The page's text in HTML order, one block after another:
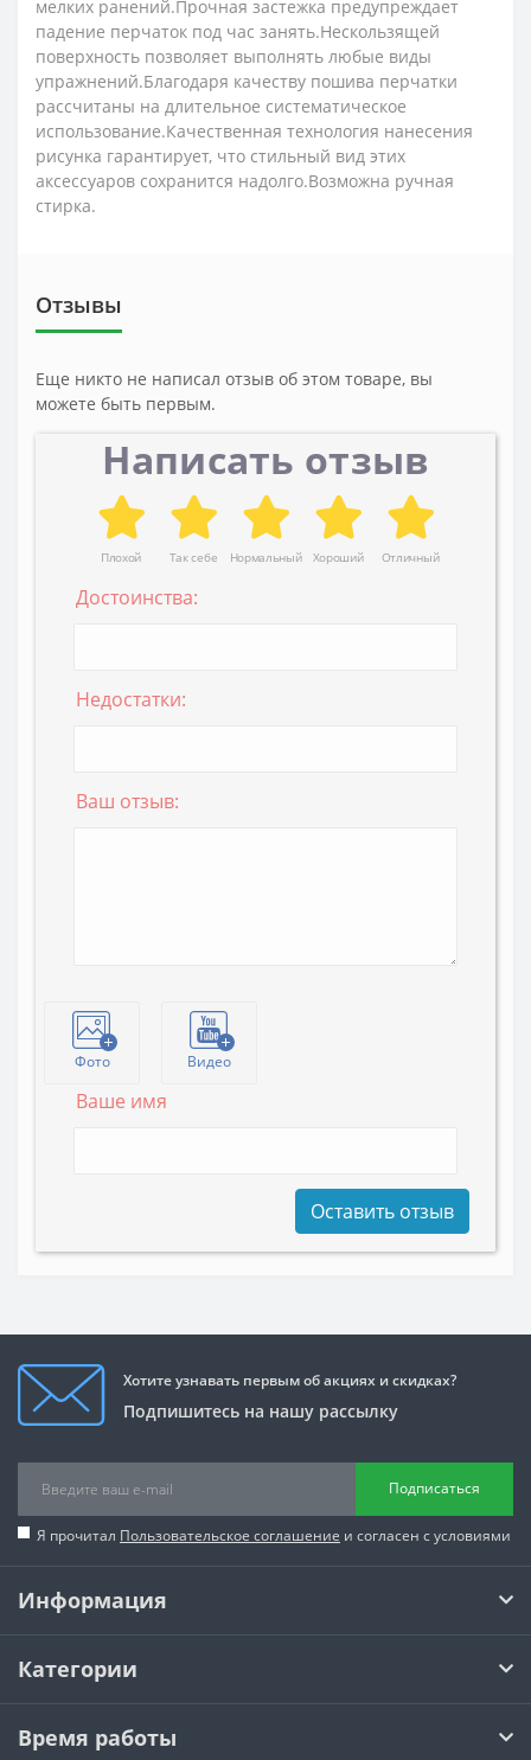
мелких ранений.Прочная застежка предупреждает
падение перчаток под час занять.Нескользящей
поверхность позволяет выполнять любые виды
упражнений.Благодаря качеству пошива перчатки
рассчитаны на длительное систематическое
использование.Качественная технология нанесения
рисунка гарантирует, что стильный вид этих
аксессуаров сохранится надолго.Возможна ручная
стирка.
Отзывы
Еще никто не написал отзыв об этом товаре, вы
можете быть первым.
Написать отзыв
Плохой Так себе Нормальный Хороший Отличный
Достоинства:
Недостатки:
Ваш отзыв:
Фото Видео
Ваше имя
Оставить отзыв
Хотите узнавать первым об акциях и скидках?
Подпишитесь на нашу рассылку
Подписаться
Я прочитал Пользовательское соглашение и согласен с условиями
Информация
Категории
Время работы